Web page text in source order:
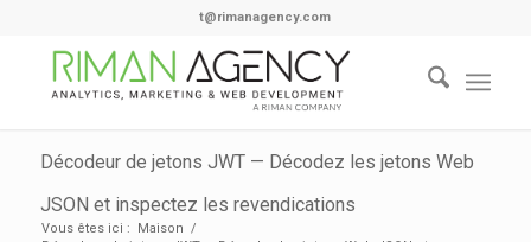
t@rimanagency.com
Décodeur de jetons JWT — Décodez les jetons Web
JSON et inspectez les revendications
Vous êtes ici : Maison /